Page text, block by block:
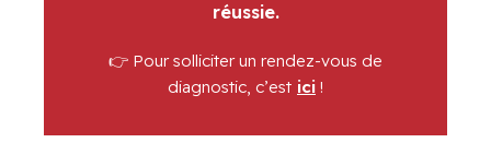
réussie.
👉 Pour solliciter un rendez-vous de
diagnostic, c’est ici !